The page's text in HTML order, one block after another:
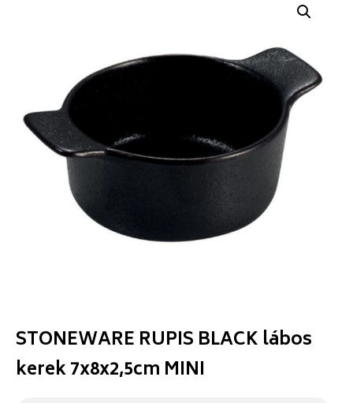
STONEWARE RUPIS BLACK lábos
kerek 7x8x2,5cm MINI